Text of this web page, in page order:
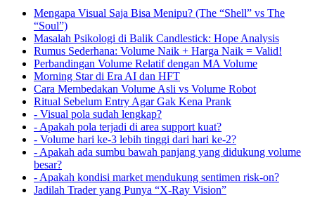
Mengapa Visual Saja Bisa Menipu? (The “Shell” vs The
“Soul”)
Masalah Psikologi di Balik Candlestick: Hope Analysis
Rumus Sederhana: Volume Naik + Harga Naik = Valid!
Perbandingan Volume Relatif dengan MA Volume
Morning Star di Era AI dan HFT
Cara Membedakan Volume Asli vs Volume Robot
Ritual Sebelum Entry Agar Gak Kena Prank
- Visual pola sudah lengkap?
- Apakah pola terjadi di area support kuat?
- Volume hari ke-3 lebih tinggi dari hari ke-2?
- Apakah ada sumbu bawah panjang yang didukung volume
besar?
- Apakah kondisi market mendukung sentimen risk-on?
Jadilah Trader yang Punya “X-Ray Vision”